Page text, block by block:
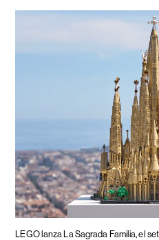
LEGO lanza La Sagrada Familia, el